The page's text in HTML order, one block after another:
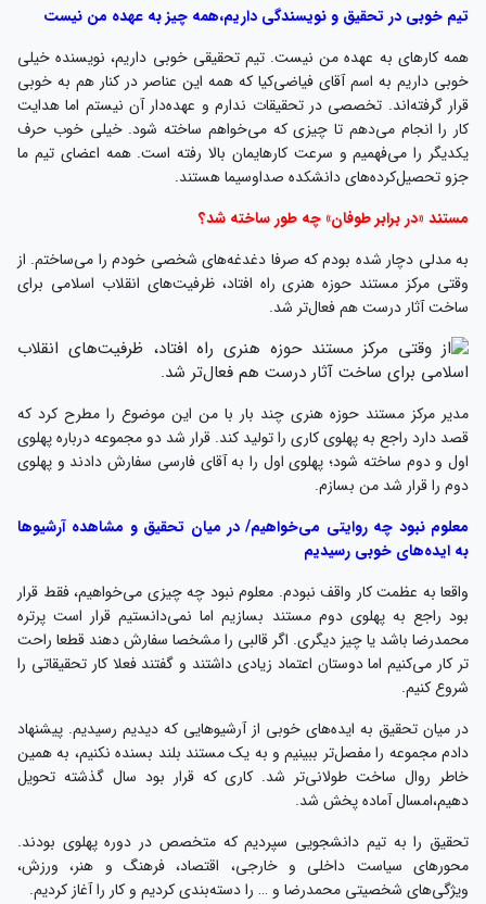
تیم خوبی در تحقیق و نویسندگی داریم،‌همه چیز به عهده من نیست
همه کارهای به عهده من نیست. تیم تحقیقی خوبی داریم، نویسنده خیلی
خوبی داریم به اسم آقای فیاضی‌کیا که همه این عناصر در کنار هم به خوبی
قرار گرفته‌اند. تخصصی در تحقیقات ندارم و عهده‌دار آن نیستم اما هدایت
کار را انجام می‌دهم تا چیزی که می‌خواهم ساخته شود. خیلی خوب حرف
یکدیگر را می‌فهمیم و سرعت کارهایمان بالا رفته است. همه اعضای تیم ما
جزو تحصیل‌کرده‌های دانشکده صداوسیما هستند.
مستند «در برابر طوفان» چه طور ساخته شد؟
به مدلی دچار شده بودم که صرفا دغدغه‌های شخصی خودم را می‌ساختم. از
وقتی مرکز مستند حوزه هنری راه افتاد، ظرفیت‌های انقلاب اسلامی برای
ساخت آثار درست هم فعال‌تر شد.
مدیر مرکز مستند حوزه هنری چند بار با من این موضوع را مطرح کرد که
قصد دارد راجع به پهلوی کاری را تولید کند. قرار شد دو مجموعه درباره پهلوی
اول و دوم ساخته شود؛ پهلوی اول را به آقای فارسی سفارش دادند و پهلوی
دوم را قرار شد من بسازم.
معلوم نبود چه روایتی ‌می‌خواهیم/ در میان تحقیق و مشاهده آرشیو‌ها
به ایده‌های خوبی رسیدیم
واقعا به عظمت کار واقف نبودم. معلوم نبود چه چیزی می‌خواهیم، فقط قرار
بود راجع به پهلوی دوم مستند بسازیم اما نمی‌دانستیم قرار است پرتره
محمدرضا باشد یا چیز دیگری. اگر قالبی را مشخصا سفارش دهند قطعا راحت
‌تر کار می‌کنیم اما دوستان اعتماد زیادی داشتند و گفتند فعلا کار تحقیقاتی را
شروع کنیم.
در میان تحقیق به ایده‌های خوبی از آرشیو‌هایی که دیدیم رسیدیم. پیشنهاد
دادم مجموعه را مفصل‌تر ببینیم و به یک مستند بلند بسنده نکنیم، به همین
خاطر روال ساخت طولانی‌تر شد. کاری که قرار بود سال گذشته تحویل
دهیم،‌امسال آماده پخش شد.
تحقیق را به تیم دانشجویی سپردیم که متخصص در دوره پهلوی بودند.
محورهای سیاست داخلی و خارجی، اقتصاد، فرهنگ و هنر، ورزش،
ویژگی‌های شخصیتی محمدرضا و … را دسته‌بندی کردیم و کار را آغاز کردیم.